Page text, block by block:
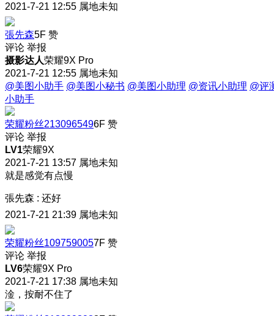
2021-7-21 12:55 属地未知
張先森5F 赞
评论 举报
摄影达人荣耀9X Pro
2021-7-21 12:55 属地未知
@美图小助手 @美图小秘书 @美图小助理 @资讯小助理 @评
小助手
荣耀粉丝2130965496F 赞
评论 举报
LV1荣耀9X
2021-7-21 13:57 属地未知
就是感觉有点慢
張先森 : 还好
2021-7-21 21:39 属地未知
荣耀粉丝1097590057F 赞
评论 举报
LV6荣耀9X Pro
2021-7-21 17:38 属地未知
淦，按耐不住了